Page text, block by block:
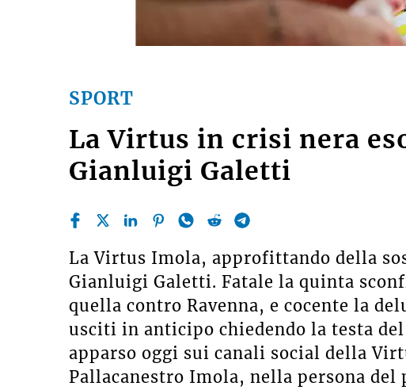
SPORT
La Virtus in crisi nera
Gianluigi Galetti
La Virtus Imola, approfittando della
Gianluigi Galetti. Fatale la quinta
quella contro Ravenna, e cocente la
usciti in anticipo chiedendo la testa del
apparso oggi sui canali social della
Pallacanestro Imola, nella persona del